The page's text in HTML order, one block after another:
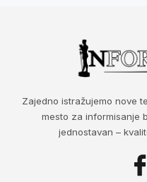
Zajedno istražujemo nove
mesto za informisanje
jednostavan –